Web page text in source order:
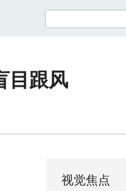
目跟风
视觉焦点